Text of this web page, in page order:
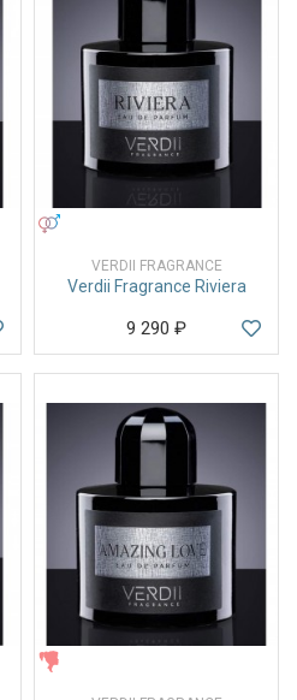
VERDII FRAGRANCE
Verdii Fragrance Riviera
9 290 ₽